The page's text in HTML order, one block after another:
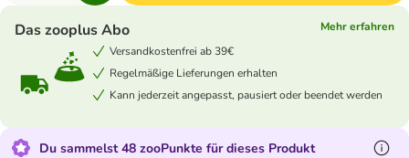
Das zooplus Abo
Mehr erfahren
Versandkostenfrei ab 39€
Regelmäßige Lieferungen erhalten
Kann jederzeit angepasst, pausiert oder beendet werden
Du sammelst 48 zooPunkte für dieses Produkt